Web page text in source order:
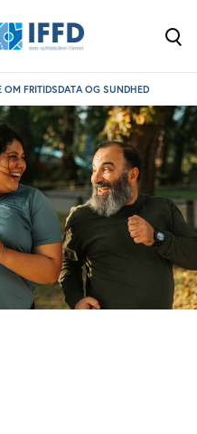
OM FRITIDSDATA OG SUNDHED